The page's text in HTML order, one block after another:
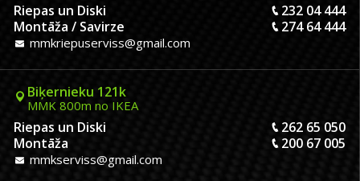
Riepas un Diski
232 04 444
Montāža / Savirze
274 64 444
mmkriepuserviss@gmail.com
Biķernieku 121k
MMK 800m no IKEA
Riepas un Diski
262 65 050
Montāža
200 67 005
mmkserviss@gmail.com